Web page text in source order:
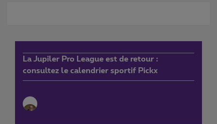
La Jupiler Pro League est de retour :
consultez le calendrier sportif Pickx